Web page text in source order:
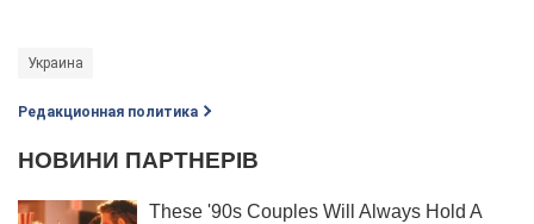
Украина
Редакционная политика